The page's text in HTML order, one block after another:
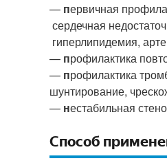
— первичная
сердечная
гиперлипидемия,
— профилактика
— профилактика
шунтирование,
— нестабильная
Способ